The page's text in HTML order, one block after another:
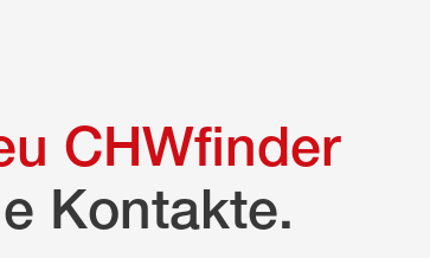
CHWfinder
Kontakte.